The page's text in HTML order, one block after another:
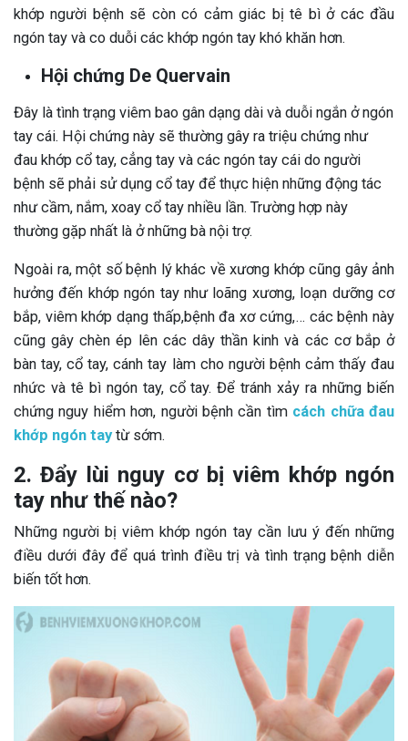
khớp người bệnh sẽ còn có cảm giác bị tê bì ở các đầu
ngón tay và co duỗi các khớp ngón tay khó khăn hơn.
Hội chứng De Quervain
Đây là tình trạng viêm bao gân dạng dài và duỗi ngắn ở ngón
tay cái. Hội chứng này sẽ thường gây ra triệu chứng như
đau khớp cổ tay, cẳng tay và các ngón tay cái do người
bệnh sẽ phải sử dụng cổ tay để thực hiện những động tác
như cầm, nắm, xoay cổ tay nhiều lần. Trường hợp này
thường gặp nhất là ở những bà nội trợ.
Ngoài ra, một số bệnh lý khác về xương khớp cũng gây ảnh
hưởng đến khớp ngón tay như loãng xương, loạn dưỡng cơ
bắp, viêm khớp dạng thấp,bệnh đa xơ cứng,… các bệnh này
cũng gây chèn ép lên các dây thần kinh và các cơ bắp ở
bàn tay, cổ tay, cánh tay làm cho người bệnh cảm thấy đau
nhức và tê bì ngón tay, cổ tay. Để tránh xảy ra những biến
chứng nguy hiểm hơn, người bệnh cần tìm cách chữa đau
khớp ngón taytừ sớm.
2. Đẩy lùi nguy cơ bị viêm khớp ngón
tay như thế nào?
Những người bị viêm khớp ngón tay cần lưu ý đến những
điều dưới đây để quá trình điều trị và tình trạng bệnh diễn
biến tốt hơn.